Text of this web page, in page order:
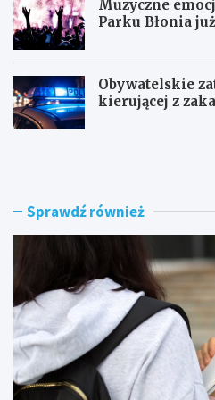
Muzyczne
Parku Błonia
Obywatelskie
kierującej z
G
y
a
W
o
j
c
B
n
o
m
i
e
m
Sprawdź również